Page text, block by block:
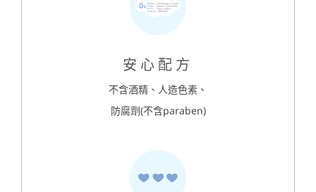
安心配方
不含酒精、人造色素、
防腐劑(不含paraben)